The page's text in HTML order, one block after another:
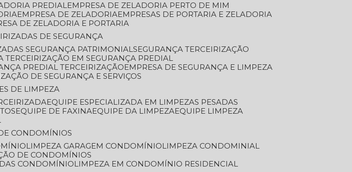
PREDIAL
EMPRESA DE ZELADORIA PERTO DE MIM
EMPRESA DE ZELADORIA
EMPRESAS DE PORTARIA E ZELADORIA
DE ZELADORIA E PORTARIA
DE SEGURANÇA
SEGURANÇA PATRIMONIAL SEGURANÇA TERCEIRIZAÇÃO
TERCEIRIZAÇÃO EM SEGURANÇA PREDIAL
PREDIAL TERCEIRIZAÇÃO
EMPRESA DE SEGURANÇA E LIMPEZA
DE SEGURANÇA E SERVIÇOS
DE LIMPEZA
EQUIPE ESPECIALIZADA EM LIMPEZAS PESADAS
EQUIPE DE FAXINA EQUIPE DA LIMPEZA EQUIPE LIMPEZA
CONDOMÍNIOS
LIMPEZA GARAGEM CONDOMÍNIO
LIMPEZA CONDOMINIAL
DE CONDOMÍNIOS
CONDOMÍNIO
LIMPEZA EM CONDOMÍNIO RESIDENCIAL